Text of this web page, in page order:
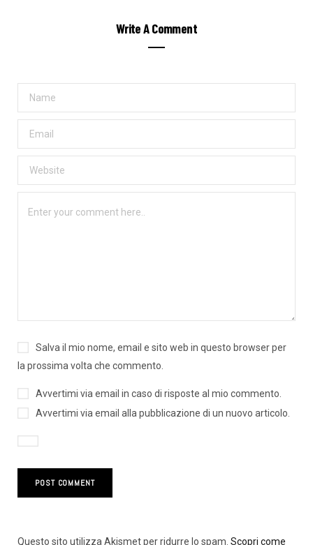
Write A Comment
Salva il mio nome, email e sito web in questo browser per
la prossima volta che commento.
Avvertimi via email in caso di risposte al mio commento.
Avvertimi via email alla pubblicazione di un nuovo articolo.
Questo sito utilizza Akismet per ridurre lo spam. Scopri come